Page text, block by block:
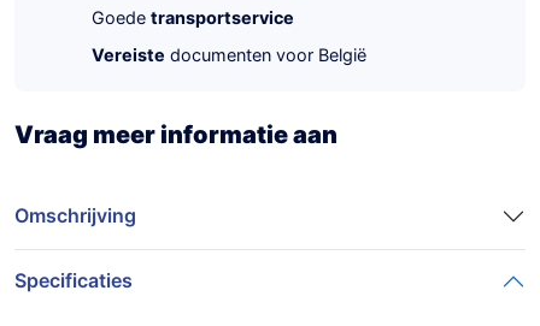
Goede transportservice
Vereiste documenten voor België
Vraag meer informatie aan
Omschrijving
Specificaties